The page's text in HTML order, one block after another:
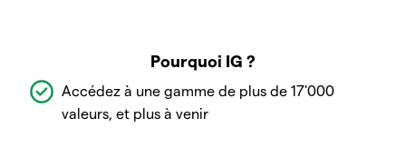
Pourquoi IG ?
Accédez à une gamme de plus de 17'000
valeurs, et plus à venir